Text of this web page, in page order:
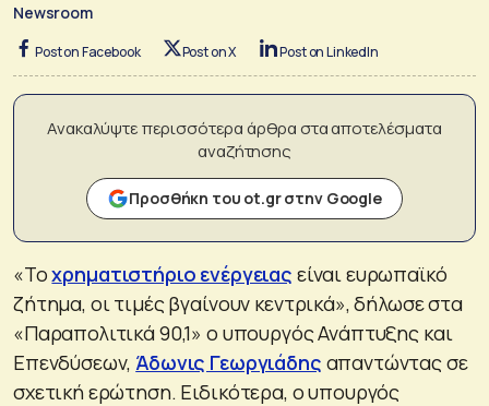
Newsroom
Post on Facebook Post on X Post on LinkedIn
Ανακαλύψτε περισσότερα άρθρα στα αποτελέσματα
αναζήτησης
Προσθήκη του ot.gr στην Google
«Τοχρηματιστήριο ενέργειας είναι ευρωπαϊκό
ζήτημα, οι τιμές βγαίνουν κεντρικά», δήλωσε στα
«Παραπολιτικά 90,1» ο υπουργός Ανάπτυξης και
Επενδύσεων, Άδωνις Γεωργιάδης απαντώντας σε
σχετική ερώτηση. Ειδικότερα, ο υπουργός